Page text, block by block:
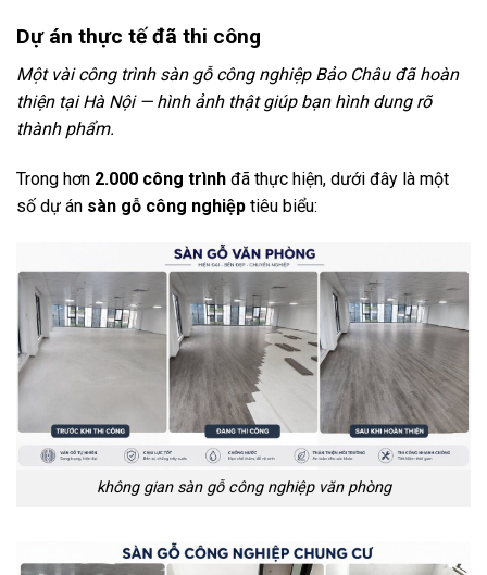
Dự án thực tế đã thi công
Một vài công trình sàn gỗ công nghiệp Bảo Châu đã hoàn
thiện tại Hà Nội — hình ảnh thật giúp bạn hình dung rõ
thành phẩm.
Trong hơn 2.000 công trình đã thực hiện, dưới đây là một
số dự án sàn gỗ công nghiệp tiêu biểu:
không gian sàn gỗ công nghiệp văn phòng